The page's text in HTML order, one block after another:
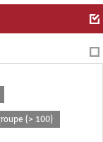
(> 100)